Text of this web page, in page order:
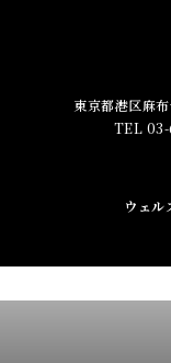
東京都港区麻
TEL
ウェル